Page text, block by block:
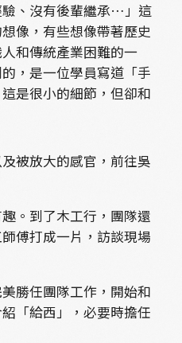
、沒有後輩繼承…」這
像，有些想像帶著歷史
和傳統產業困難的一
，是一位學員寫道「手
是很小的細節，但卻和
被放大的感官，前往吳
。到了木工行，團隊還
傅打成一片，訪談現場
勝任團隊工作，開始和
「給西」，必要時擔任